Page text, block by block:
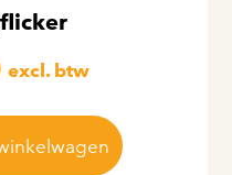
excl. btw